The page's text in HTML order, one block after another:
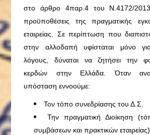
στο άρθρο 4παρ.4 του Ν.4172/2013
προϋποθέσεις της πραγματικής
εταιρείας. Σε περίπτωση που
στην αλλοδαπή υφίσταται μόνο
λόγους, δύναται να ζητήσει την
κερδών στην Ελλάδα. Όταν
υπόσταση εννοούμε:
Τον τόπο συνεδρίασης του Δ.Σ.
Την πραγματική Διοίκηση
συμβάσεων και πρακτικών εταιρείας)